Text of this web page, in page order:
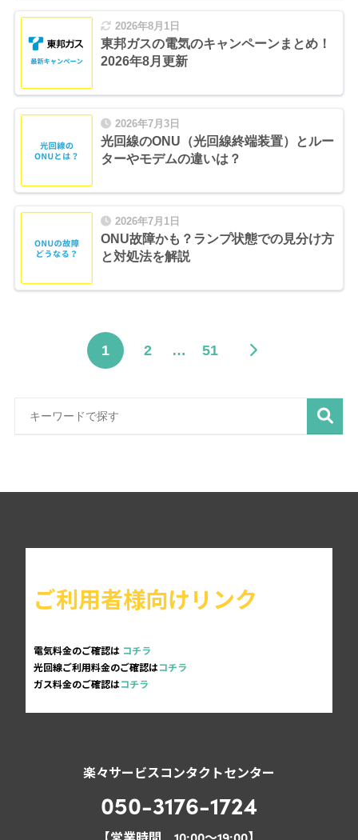
2026年8月1日
東邦ガスの電気のキャンペーンまとめ！
2026年8月更新
2026年7月3日
光回線のONU（光回線終端装置）とルー
ターやモデムの違いは？
2026年7月1日
ONU故障かも？ランプ状態での見分け方
と対処法を解説
1 2 … 51
ご利用者様向けリンク
電気料金のご確認は コチラ
光回線ご利用料金のご確認はコチラ
ガス料金のご確認はコチラ
楽々サービスコンタクトセンター
050-3176-1724